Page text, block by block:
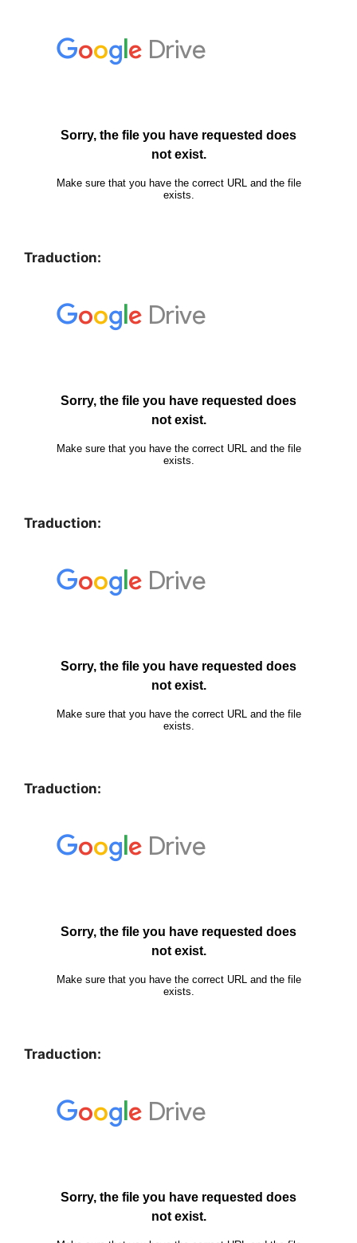
Traduction:
Traduction:
Traduction:
Traduction: